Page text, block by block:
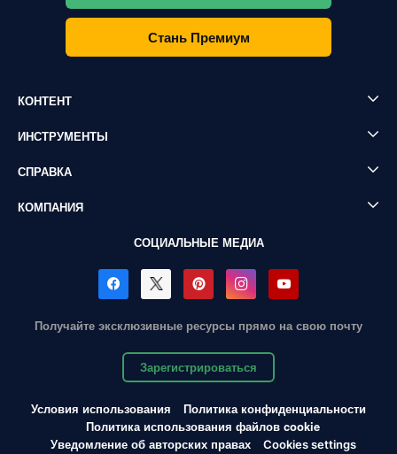
Стань Премиум
КОНТЕНТ
ИНСТРУМЕНТЫ
СПРАВКА
КОМПАНИЯ
СОЦИАЛЬНЫЕ МЕДИА
Получайте эксклюзивные ресурсы прямо на свою почту
Зарегистрироваться
Условия использования
Политика конфиденциальности
Политика использования файлов cookie
Уведомление об авторских правах
Cookies settings